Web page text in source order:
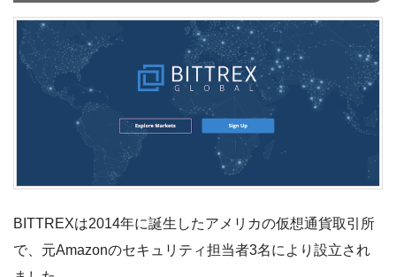
BITTREXは2014年に誕生したアメリカの仮想通貨取引所
で、元Amazonのセキュリティ担当者3名により設立され